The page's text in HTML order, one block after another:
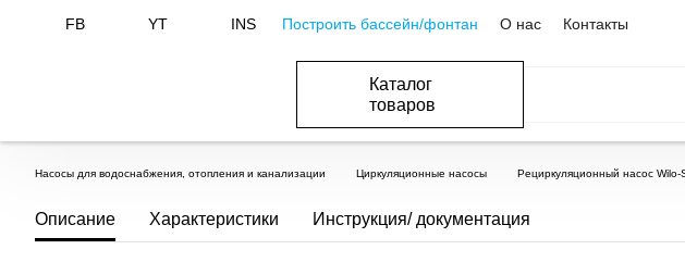
FB YT INS Построить бассейн/фонтан О нас Контакты
Каталог
товаров
Насосы для водоснабжения, отопления и канализации Циркуляционные насосы Рециркуляционный насос Wilo-
Описание Характеристики Инструкция/ документация